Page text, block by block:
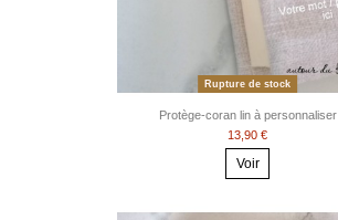
Rupture de stock
Protège-coran lin à personnaliser
13,90 €
Voir